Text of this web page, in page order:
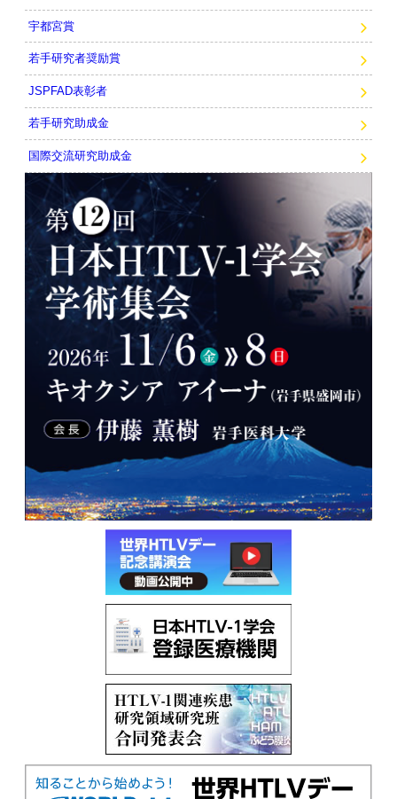
宇都宮賞
若手研究者奨励賞
JSPFAD表彰者
若手研究助成金
国際交流研究助成金